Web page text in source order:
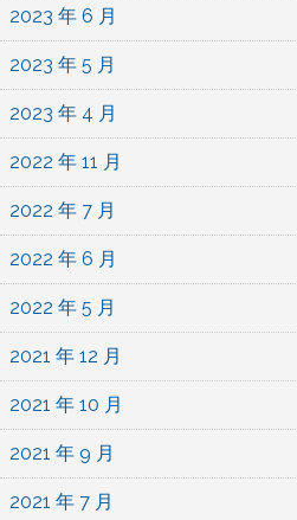
2023 年 6 月
2023 年 5 月
2023 年 4 月
2022 年 11 月
2022 年 7 月
2022 年 6 月
2022 年 5 月
2021 年 12 月
2021 年 10 月
2021 年 9 月
2021 年 7 月